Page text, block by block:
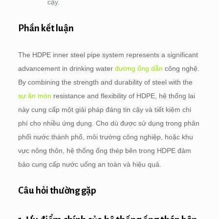
cậy.
Phần kết luận
The HDPE inner steel pipe system represents a significant
advancement in drinking water đường ống dẫn công nghệ.
By combining the strength and durability of steel with the
sự ăn mòn resistance and flexibility of HDPE, hệ thống lai
này cung cấp một giải pháp đáng tin cậy và tiết kiệm chi
phí cho nhiều ứng dụng. Cho dù được sử dụng trong phân
phối nước thành phố, môi trường công nghiệp, hoặc khu
vực nông thôn, hệ thống ống thép bên trong HDPE đảm
bảo cung cấp nước uống an toàn và hiệu quả.
Câu hỏi thường gặp